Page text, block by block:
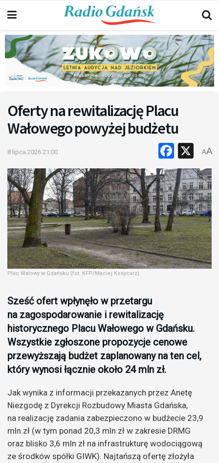
Oferty na rewitalizację Placu
Wałowego powyżej budżetu
8 lipca 2026 21:00 X
AA
Plac Wałowy w Gdańsku (fot. KFP/Maciej Kosycarz)
Sześć ofert wpłynęło w przetargu
na zagospodarowanie i rewitalizację
historycznego Placu Wałowego w Gdańsku.
Wszystkie zgłoszone propozycje cenowe
przewyższają budżet zaplanowany na ten cel,
który wynosi łącznie około 24 mln zł.
Jak wynika z informacji przekazanych przez Anetę
Niezgodę z Dyrekcji Rozbudowy Miasta Gdańska,
na realizację zadania zabezpieczono w budżecie 23,9
mln zł (w tym ponad 20,3 mln zł w zakresie DRMG
oraz blisko 3,6 mln zł na infrastrukturę wodociągową
ze środków spółki GIWK). Najtańszą ofertę złożyła